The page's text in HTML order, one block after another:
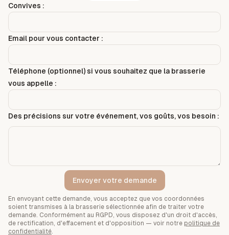
Convives :
Email pour vous contacter :
Téléphone (optionnel) si vous souhaitez que la brasserie
vous appelle :
Des précisions sur votre événement, vos goûts, vos besoin :
Envoyer votre demande
En envoyant cette demande, vous acceptez que vos coordonnées
soient transmises à la brasserie sélectionnée afin de traiter votre
demande. Conformément au RGPD, vous disposez d'un droit d'accès,
de rectification, d'effacement et d'opposition — voir notre politique de
confidentialité.